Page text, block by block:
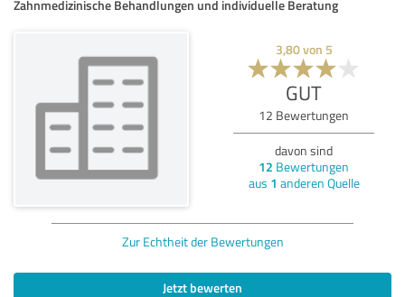
Zahnmedizinische Behandlungen und individuelle Beratung
3,80von 5
GUT
12 Bewertungen
davon sind
12 Bewertungen
aus 1 anderen Quelle
Zur Echtheit der Bewertungen
Jetzt bewerten